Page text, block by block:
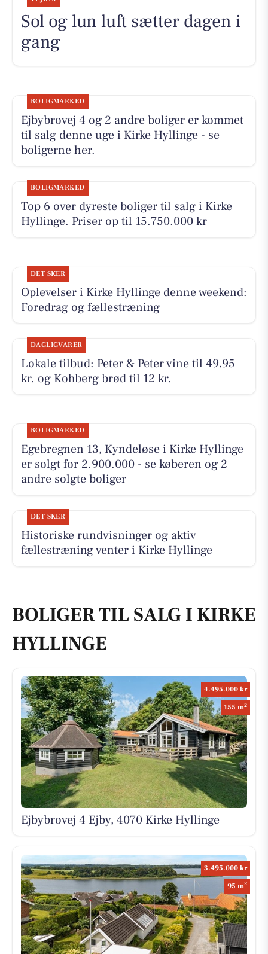
Sol og lun luft sætter dagen i
gang
BOLIGMARKED
Ejbybrovej 4 og 2 andre boliger er kommet
til salg denne uge i Kirke Hyllinge - se
boligerne her.
BOLIGMARKED
Top 6 over dyreste boliger til salg i Kirke
Hyllinge. Priser op til 15.750.000 kr
DET SKER
Oplevelser i Kirke Hyllinge denne weekend:
Foredrag og fællestræning
DAGLIGVARER
Lokale tilbud: Peter & Peter vine til 49,95
kr. og Kohberg brød til 12 kr.
BOLIGMARKED
Egebregnen 13, Kyndeløse i Kirke Hyllinge
er solgt for 2.900.000 - se køberen og 2
andre solgte boliger
DET SKER
Historiske rundvisninger og aktiv
fællestræning venter i Kirke Hyllinge
BOLIGER TIL SALG I KIRKE
HYLLINGE
4.495.000 kr
155 m2
Ejbybrovej 4 Ejby, 4070 Kirke Hyllinge
3.495.000 kr
95 m2